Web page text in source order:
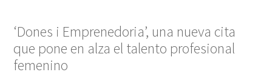
‘Dones i Emprenedoria’, una nueva cita
que pone en alza el talento profesional
femenino